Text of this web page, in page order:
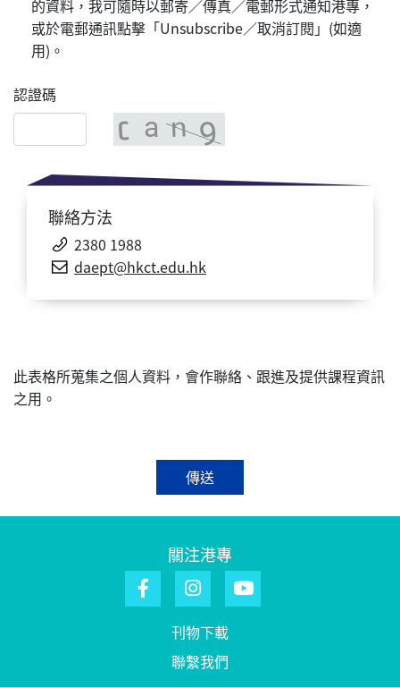
的資料，我可隨時以郵寄／傳真／電郵形式通知港專，
或於電郵通訊點擊「Unsubscribe／取消訂閱」(如適
用)。
認證碼
聯絡方法
2380 1988
daept@hkct.edu.hk
此表格所蒐集之個人資料，會作聯絡、跟進及提供課程資訊
之用。
傳送
關注港專
刊物下載
聯繫我們